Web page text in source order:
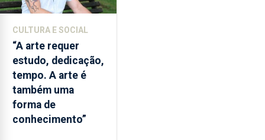
responsabilidades
partilhadas
entre
o
Governo
Regional
e
municípios.
CULTURA E SOCIAL
“A arte requer
estudo, dedicação,
tempo. A arte é
também uma
forma de
conhecimento”